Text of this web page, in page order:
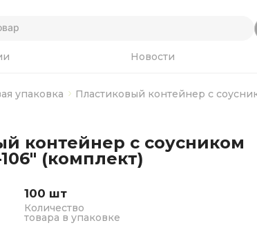
Новости
упаковка Пластиковый контейнер с
контейнер с соусником
(комплект)
100 шт
Количество
товара в упаковке